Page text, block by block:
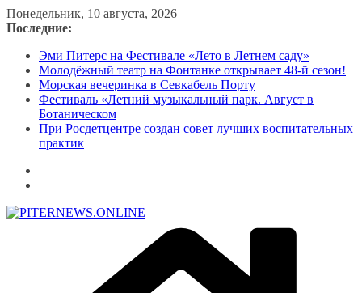
Перейти
к
Понедельник, 10 августа, 2026
Последние:
Эми Питерс на Фестивале «Лето в Летнем саду»
Молодёжный театр на Фонтанке открывает 48-й сезон!
Морская вечеринка в Севкабель Порту
Фестиваль «Летний музыкальный парк. Август в
Ботаническом
При Росдетцентре создан совет лучших воспитательных
практик